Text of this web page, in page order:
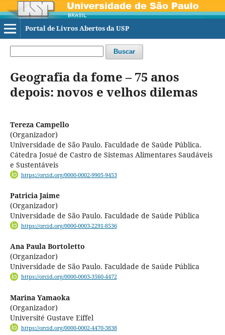
Portal de Livros Abertos da USP
Buscar
Geografia da fome – 75 anos
depois: novos e velhos dilemas
Tereza Campello
(Organizador)
Universidade de São Paulo. Faculdade de Saúde Pública.
Cátedra Josué de Castro de Sistemas Alimentares Saudáveis
e Sustentáveis
https://orcid.org/0000-0002-9905-9453
Patricia Jaime
(Organizador)
Universidade de São Paulo. Faculdade de Saúde Pública
https://orcid.org/0000-0003-2291-8536
Ana Paula Bortoletto
(Organizador)
Universidade de São Paulo. Faculdade de Saúde Pública
https://orcid.org/0000-0003-3560-4472
Marina Yamaoka
(Organizador)
Université Gustave Eiffel
https://orcid.org/0000-0002-4470-3838